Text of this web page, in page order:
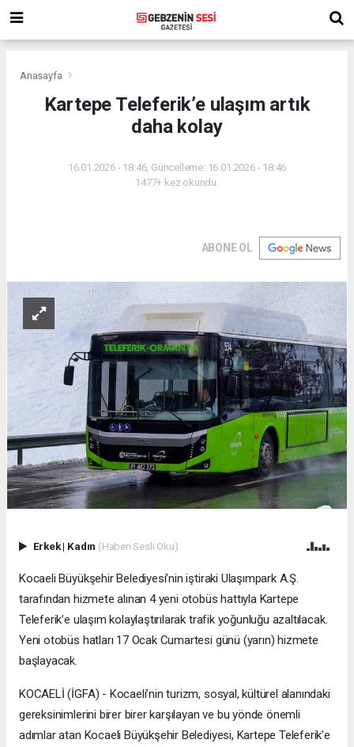
Anasayfa
Kartepe Teleferik’e ulaşım artık
daha kolay
16.01.2026 - 18:46, Güncelleme: 16.01.2026 - 18:46
1477+ kez okundu.
ABONE OL
Erkek| Kadın (Haberi Sesli Oku)
Kocaeli Büyükşehir Belediyesi’nin iştiraki Ulaşımpark A.Ş.
tarafından hizmete alınan 4 yeni otobüs hattıyla Kartepe
Teleferik’e ulaşım kolaylaştırılarak trafik yoğunluğu azaltılacak.
Yeni otobüs hatları 17 Ocak Cumartesi günü (yarın) hizmete
başlayacak.
KOCAELİ (İGFA) - Kocaeli’nin turizm, sosyal, kültürel alanındaki
gereksinimlerini birer birer karşılayan ve bu yönde önemli
adımlar atan Kocaeli Büyükşehir Belediyesi, Kartepe Teleferik’e